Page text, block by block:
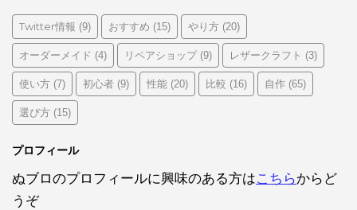
Twitter情報 (9) おすすめ (15) やり方 (20)
オーダーメイド (4) リペアショップ(9) レザークラフト (3)
使い方 (7) 初心者 (9) 性能 (20) 比較 (16) 自作 (65)
選び方 (15)
プロフィール
ぬブロのプロフィールに興味のある方はこちらからど
うぞ